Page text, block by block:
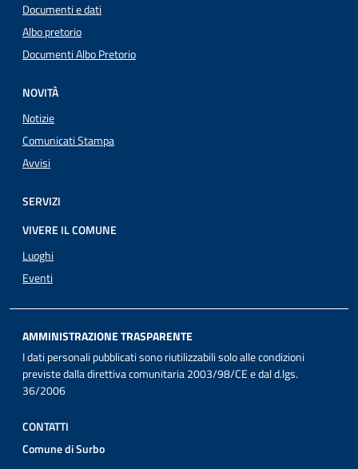
Documenti e dati
Albo pretorio
Documenti Albo Pretorio
NOVITÀ
Notizie
Comunicati Stampa
Avvisi
SERVIZI
VIVERE IL COMUNE
Luoghi
Eventi
AMMINISTRAZIONE TRASPARENTE
I dati personali pubblicati sono riutilizzabili solo alle condizioni
previste dalla direttiva comunitaria 2003/98/CE e dal d.lgs.
36/2006
CONTATTI
Comune di Surbo